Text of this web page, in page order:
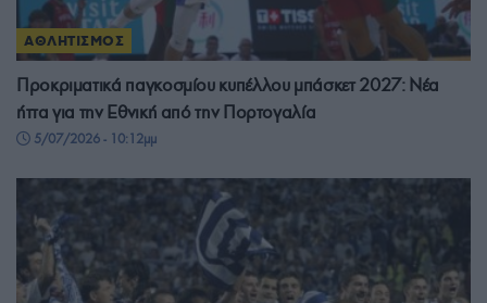
ΑΘΛΗΤΙΣΜΟΣ
Προκριματικά παγκοσμίου κυπέλλου μπάσκετ 2027: Νέα
ήττα για την Εθνική από την Πορτογαλία
5/07/2026 - 10:12μμ